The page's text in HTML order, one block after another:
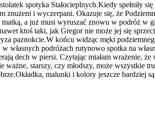
spotyka Stałocieplnych.Kiedy spełniły
i wyczerpani. Okazuje się, że
a już musi wyruszać znowu w podróż w
ktoś taki, jak Gregor nie może jej się
paznokcie.W końcu widząc męki
podróżach rutynowo spotka na
dech w piersi. Czytając miałam wrażenie,
starszy, czy młodszy, może wszystkie
malunki i kolory jeszcze bardziej